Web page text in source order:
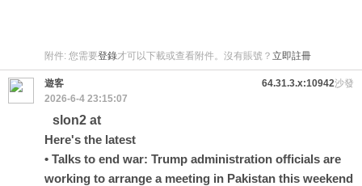
附件: 您需要登錄才可以下載或查看附件。沒有賬號？ 立即註冊
沙發
遊客
64.31.3.x:10942
2026-6-4 23:15:07
slon2 at
Here's the latest
• Talks to end war: Trump administration officials are
working to arrange a meeting in Pakistan this weekend